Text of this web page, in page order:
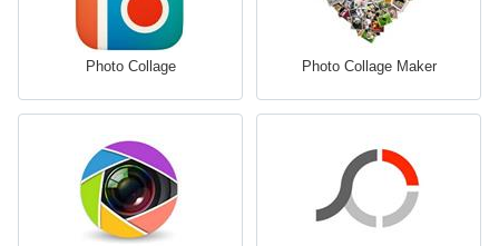
Photo Collage Photo Collage Maker